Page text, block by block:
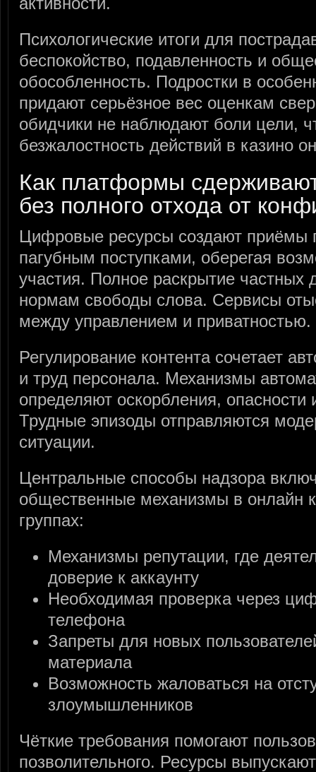
Психологические итоги для
беспокойство, подавленность и
обособленность. Подростки в
придают серьёзное вес оценкам
обидчики не наблюдают боли цели,
безжалостность действий в казино
Как платформы
без полного отхода от
Цифровые ресурсы создают приёмы
пагубным поступками, оберегая
участия. Полное раскрытие частных
нормам свободы слова. Сервисы
между управлением и приватностью.
Регулирование контента сочетает
и труд персонала. Механизмы
определяют оскорбления, опасности
Трудные эпизоды отправляются
ситуации.
Центральные способы надзора
общественные механизмы в онлайн
группах:
Механизмы репутации, где
доверие к аккаунту
Необходимая проверка через
телефона
Запреты для новых
материала
Возможность жаловаться на
злоумышленников
Чёткие требования помогают
позволительного. Ресурсы